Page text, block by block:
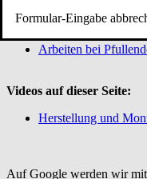
Formular-Eingabe
Garagentor
Ersatzteile bestellen
Arbeiten bei
Videos auf dieser Seite:
Herstellung und
Auf Google werden wir